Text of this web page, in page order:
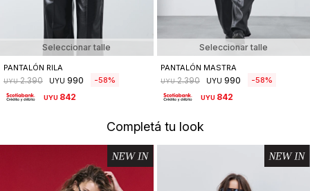
Seleccionar talle
PANTALÓN RILA
UYU 2.390 UYU 990 58
UYU 842
Seleccionar talle
PANTALÓN MASTRA
UYU 2.390 UYU 990 58
UYU 842
Completá tu look